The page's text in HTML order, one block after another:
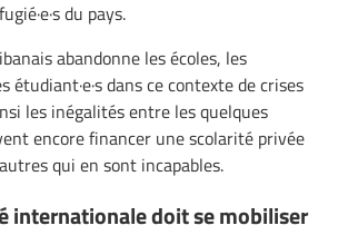
du pays.
abandonne les écoles, les
étudiant·e·s dans ce contexte de crises
les inégalités entre les quelques
encore financer une scolarité privée
qui en sont incapables.
internationale doit se mobiliser